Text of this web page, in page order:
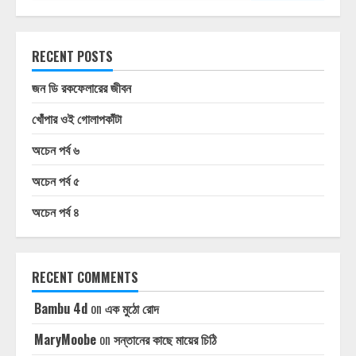
RECENT POSTS
জন ডি রকফেলারের জীবন
খোঁপার ওই গোলাপকাঁটা
অচেন পর্ব ৬
অচেন পর্ব ৫
অচেন পর্ব ৪
RECENT COMMENTS
Bambu 4d on এক মুঠো রোদ
MaryMoobe on সন্তানের কাছে মায়ের চিঠি